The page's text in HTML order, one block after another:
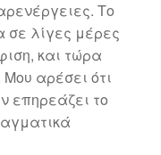
Το
σε λίγες μέρες
και τώρα
αρέσει ότι
επηρεάζει το